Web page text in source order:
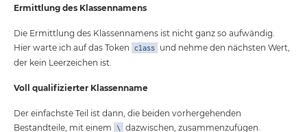
Ermittlung des Klassennamens
Die Ermittlung des Klassennamens ist nicht ganz so aufwändig.
Hier warte ich auf das Token
class
und nehme den nächsten Wert,
der kein Leerzeichen ist.
Voll qualifizierter Klassenname
Der einfachste Teil ist dann, die beiden vorhergehenden
Bestandteile, mit einem
\ dazwischen, zusammenzufügen.